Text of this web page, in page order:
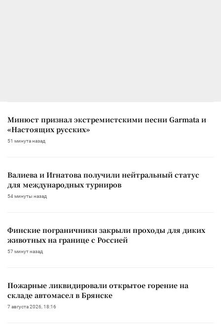
Минюст признал экстремистскими песни Garmata и
«Настоящих русских»
51 минута назад
Валиева и Игнатова получили нейтральный статус
для международных турниров
54 минуты назад
Финские пограничники закрыли проходы для диких
животных на границе с Россией
57 минут назад
Пожарные ликвидировали открытое горение на
складе автомасел в Брянске
7 августа 2026, 18:16